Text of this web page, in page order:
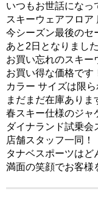
いつもお世話になっ
スキーウェアフロア
今シーズン最後のセ
あと2日となりました
お買い忘れのスキー
お買い得な価格です
カラー サイズは限
まだまだ在庫ありま
春スキー仕様のジャ
ダイナランド試乗会
店舗スタッフ一同！
タナベスポーツはど
満面の笑顔でお客様